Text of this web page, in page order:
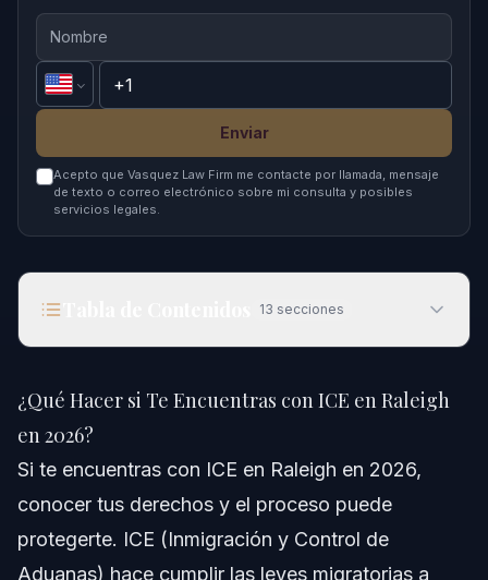
Enviar
Acepto que Vasquez Law Firm me contacte por llamada, mensaje
de texto o correo electrónico sobre mi consulta y posibles
servicios legales.
13 secciones
en 2026?
Respuesta Rápida
Comprendiendo a ICE y Su Función
Prioridades de Aplicación de ICE en 2026
¿Qué Hacer si Te Encuentras con ICE en Raleigh
en 2026?
Si te encuentras con ICE en Raleigh en 2026,
conocer tus derechos y el proceso puede
protegerte. ICE (Inmigración y Control de
Aduanas) hace cumplir las leyes migratorias a